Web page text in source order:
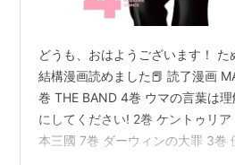
どうも、おはようございます！ た
結構漫画読めました📕 読了漫画
巻 THE BAND 4巻 ウマの言葉は
にしてください! 2巻 ケントゥリ
本三國 7巻 ダーウィンの大罪 3巻